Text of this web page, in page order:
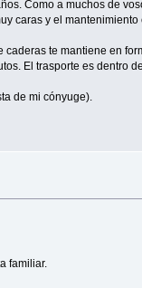
Como a muchos de
caras y el
te mantiene en
El trasporte es dentro
de mi cónyuge).
familiar.